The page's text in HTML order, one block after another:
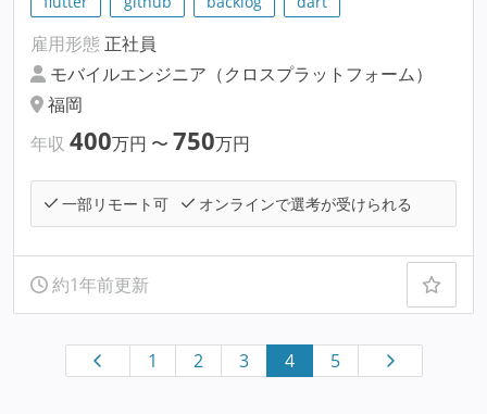
雇用形態 正社員
モバイルエンジニア（クロスプラットフォーム）
福岡
年収 400万円 〜 750万円
一部リモート可 オンラインで選考が受けられる
約1年前更新
1 2 3 4 5